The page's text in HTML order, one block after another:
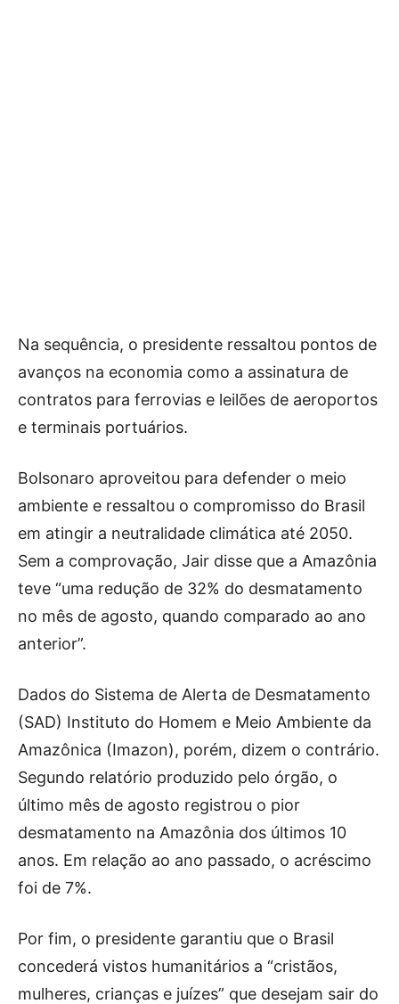
Na sequência, o presidente ressaltou pontos de
avanços na economia como a assinatura de
contratos para ferrovias e leilões de aeroportos
e terminais portuários.
Bolsonaro aproveitou para defender o meio
ambiente e ressaltou o compromisso do Brasil
em atingir a neutralidade climática até 2050.
Sem a comprovação, Jair disse que a Amazônia
teve “uma redução de 32% do desmatamento
no mês de agosto, quando comparado ao ano
anterior”.
Dados do Sistema de Alerta de Desmatamento
(SAD) Instituto do Homem e Meio Ambiente da
Amazônica (Imazon), porém, dizem o contrário.
Segundo relatório produzido pelo órgão, o
último mês de agosto registrou o pior
desmatamento na Amazônia dos últimos 10
anos. Em relação ao ano passado, o acréscimo
foi de 7%.
Por fim, o presidente garantiu que o Brasil
concederá vistos humanitários a “cristãos,
mulheres, crianças e juízes” que desejam sair do